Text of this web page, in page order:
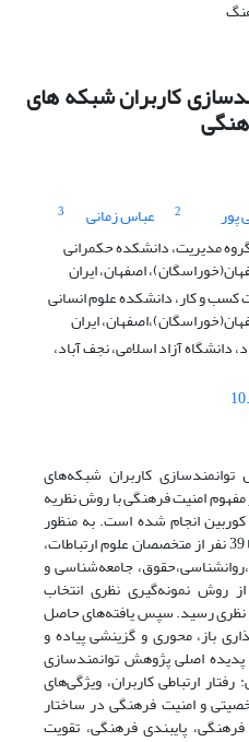
کاربران شبکه های
پور 2 عباس زمانی
3
مدیریت، دانشکده حکمرانی
اصفهان، ایران
کسب و کار، دانشکده علوم انسانی
ایران
دانشگاه آزاد اسلامی، نجف آباد،
کاربران شبکه‌های
مفهوم امنیت فرهنگی با روش نظریه
انجام شده است. به منظور
گردآوری داده‌ها بعد از مصاحبه با 39 نفر از متخصصان علوم ارتباطات،
جامعه‌شناسی و
روش نمونه‌گیری نظری انتخاب
رسید. سپس یافته‌های حاصل
باز، محوری و گزینشی پیاده و
اصلی پژوهش توانمندسازی
ارتباطی کاربران، ویژگی‌های
و امنیت فرهنگی در ساختار
پایبندی فرهنگی، تقویت